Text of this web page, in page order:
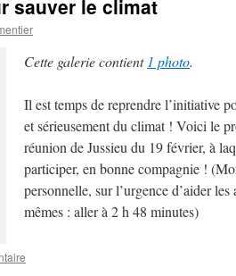
sauver le climat
Cette galerie contient 1 photo.
Il est temps de reprendre l’initiative
et sérieusement du climat ! Voici le
réunion de Jussieu du 19 février, à
participer, en bonne compagnie !
personnelle, sur l’urgence d’aider
mêmes : aller à 2 h 48 minutes)